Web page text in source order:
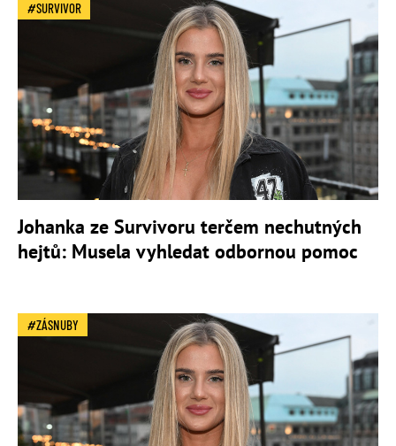
SURVIVOR
Johanka ze Survivoru terčem nechutných
hejtů: Musela vyhledat odbornou pomoc
ZÁSNUBY